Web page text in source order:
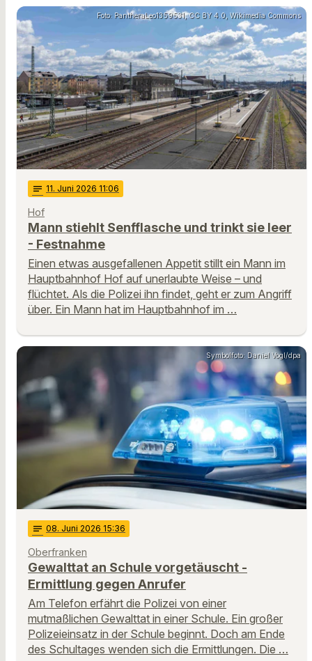
Foto: PantheraLeo1359531, CC BY 4.0, Wikimedia Commons
notes 11. Juni 2026 11:06
Hof
Mann stiehlt Senfflasche und trinkt sie leer
- Festnahme
Einen etwas ausgefallenen Appetit stillt ein Mann im
Hauptbahnhof Hof auf unerlaubte Weise – und
flüchtet. Als die Polizei ihn findet, geht er zum Angriff
über. Ein Mann hat im Hauptbahnhof im …
Symbolfoto: Daniel Vogl/dpa
notes 08. Juni 2026 15:36
Oberfranken
Gewalttat an Schule vorgetäuscht -
Ermittlung gegen Anrufer
Am Telefon erfährt die Polizei von einer
mutmaßlichen Gewalttat in einer Schule. Ein großer
Polizeieinsatz in der Schule beginnt. Doch am Ende
des Schultages wenden sich die Ermittlungen. Die …